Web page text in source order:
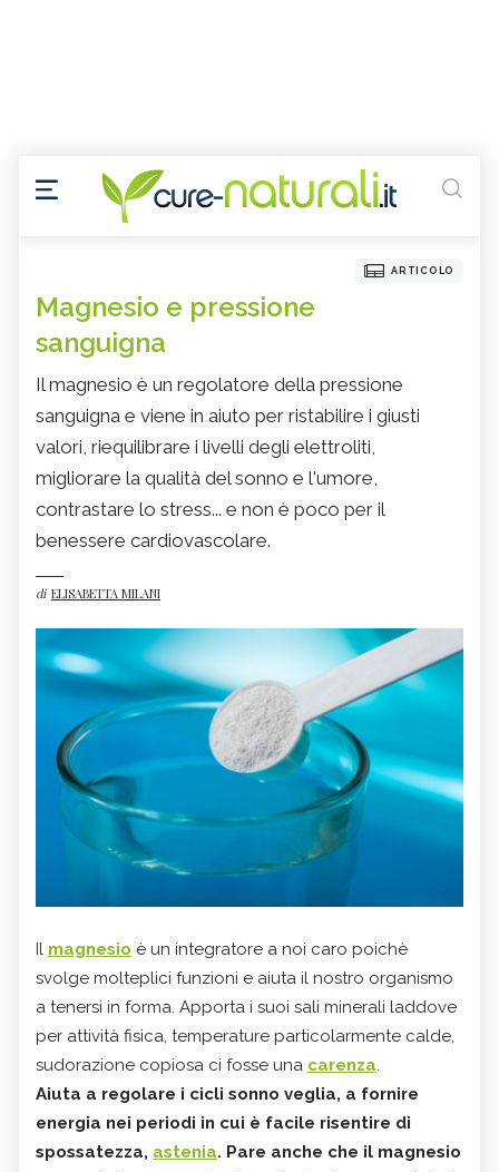
ARTICOLO
Magnesio e pressione
sanguigna
Il magnesio è un regolatore della pressione
sanguigna e viene in aiuto per ristabilire i giusti
valori, riequilibrare i livelli degli elettroliti,
migliorare la qualità del sonno e l'umore,
contrastare lo stress... e non è poco per il
benessere cardiovascolare.
di ELISABETTA MILANI
Il magnesio è un integratore a noi caro poichè
svolge molteplici funzioni e aiuta il nostro organismo
a tenersi in forma. Apporta i suoi sali minerali laddove
per attività fisica, temperature particolarmente calde,
sudorazione copiosa ci fosse una carenza.
Aiuta a regolare i cicli sonno veglia, a fornire
energia nei periodi in cui è facile risentire di
spossatezza, astenia. Pare anche che il magnesio